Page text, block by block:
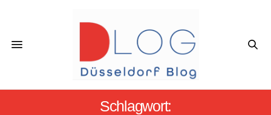
Schlagwort: